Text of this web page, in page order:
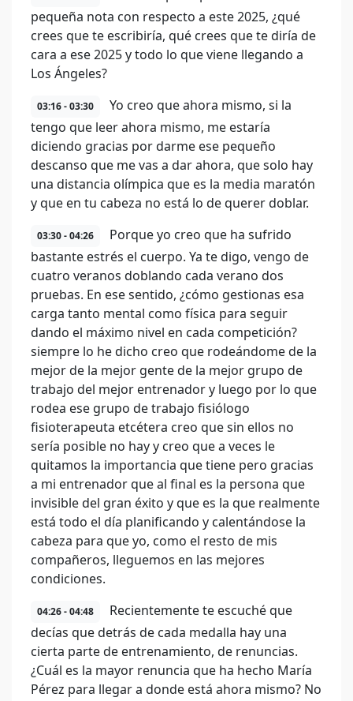
pequeña nota con respecto a este 2025, ¿qué
crees que te escribiría, qué crees que te diría de
cara a ese 2025 y todo lo que viene llegando a
Los Ángeles?
03:16 - 03:30
Yo creo que ahora mismo, si la
tengo que leer ahora mismo, me estaría
diciendo gracias por darme ese pequeño
descanso que me vas a dar ahora, que solo hay
una distancia olímpica que es la media maratón
y que en tu cabeza no está lo de querer doblar.
03:30 - 04:26
Porque yo creo que ha sufrido
bastante estrés el cuerpo. Ya te digo, vengo de
cuatro veranos doblando cada verano dos
pruebas. En ese sentido, ¿cómo gestionas esa
carga tanto mental como física para seguir
dando el máximo nivel en cada competición?
siempre lo he dicho creo que rodeándome de la
mejor de la mejor gente de la mejor grupo de
trabajo del mejor entrenador y luego por lo que
rodea ese grupo de trabajo fisiólogo
fisioterapeuta etcétera creo que sin ellos no
sería posible no hay y creo que a veces le
quitamos la importancia que tiene pero gracias
a mi entrenador que al final es la persona que
invisible del gran éxito y que es la que realmente
está todo el día planificando y calentándose la
cabeza para que yo, como el resto de mis
compañeros, lleguemos en las mejores
condiciones.
04:26 - 04:48
Recientemente te escuché que
decías que detrás de cada medalla hay una
cierta parte de entrenamiento, de renuncias.
¿Cuál es la mayor renuncia que ha hecho María
Pérez para llegar a donde está ahora mismo? No